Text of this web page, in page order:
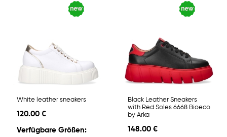
White leather sneakers
120.00 €
Verfügbare Größen:
Black Leather Sneakers
with Red Soles 6668 Bioeco
by Arka
148.00 €